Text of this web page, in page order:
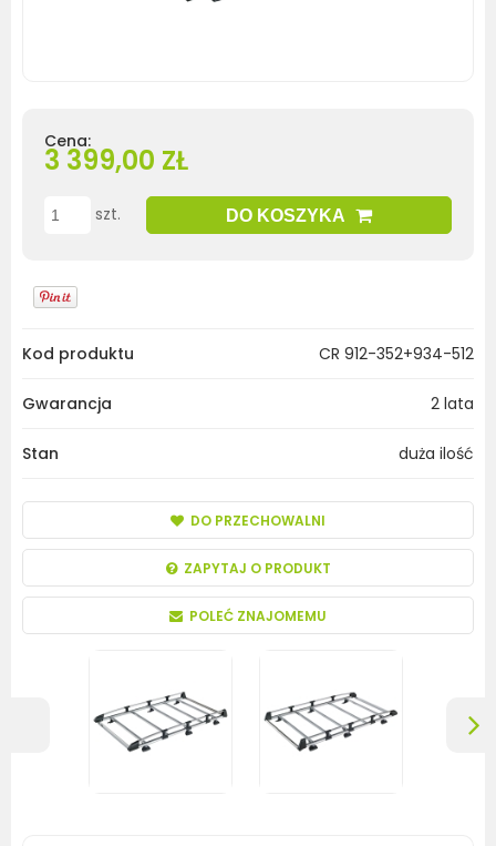
Kod produktu CR 912-352+934-512
Gwarancja 2 lata
Stan duża ilość
DO PRZECHOWALNI
ZAPYTAJ O PRODUKT
POLEĆ ZNAJOMEMU
Cena:
3 399,00 ZŁ
szt. DO KOSZYKA